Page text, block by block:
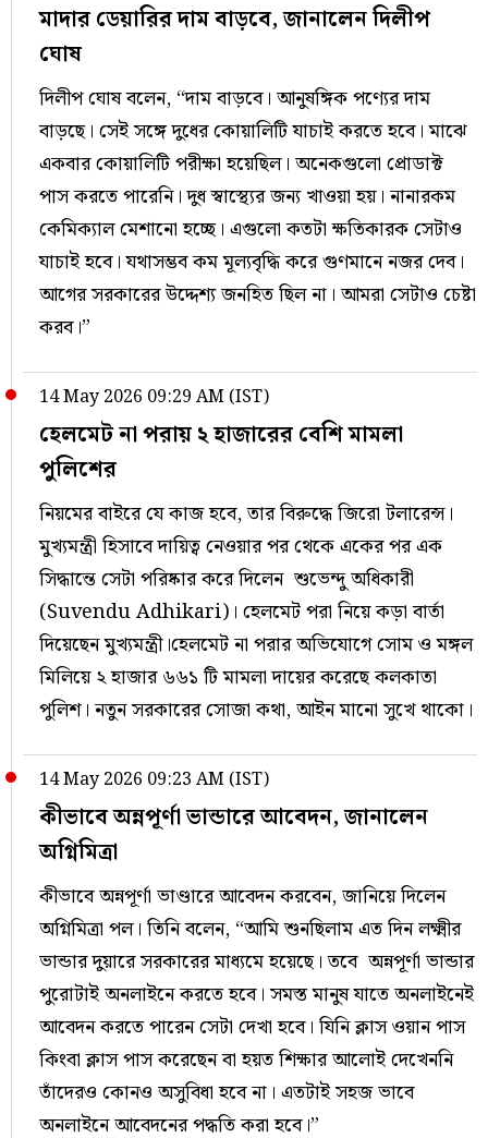
মাদার ডেয়ারির দাম বাড়বে, জানালেন দিলীপ
ঘোষ
দিলীপ ঘোষ বলেন, “দাম বাড়বে। আনুষঙ্গিক পণ্যের দাম
বাড়ছে। সেই সঙ্গে দুধের কোয়ালিটি যাচাই করতে হবে। মাঝে
একবার কোয়ালিটি পরীক্ষা হয়েছিল। অনেকগুলো প্রোডাক্ট
পাস করতে পারেনি। দুধ স্বাস্থ্যের জন্য খাওয়া হয়। নানারকম
কেমিক্যাল মেশানো হচ্ছে। এগুলো কতটা ক্ষতিকারক সেটাও
যাচাই হবে। যথাসম্ভব কম মূল্যবৃদ্ধি করে গুণমানে নজর দেব।
আগের সরকারের উদ্দেশ্য জনহিত ছিল না। আমরা সেটাও চেষ্টা
করব।”
14 May 2026 09:29 AM (IST)
হেলমেট না পরায় ২ হাজারের বেশি মামলা
পুলিশের
নিয়মের বাইরে যে কাজ হবে, তার বিরুদ্ধে জিরো টলারেন্স।
মুখ্যমন্ত্রী হিসাবে দায়িত্ব নেওয়ার পর থেকে একের পর এক
সিদ্ধান্তে সেটা পরিষ্কার করে দিলেন শুভেন্দু অধিকারী
(Suvendu Adhikari)। হেলমেট পরা নিয়ে কড়া বার্তা
দিয়েছেন মুখ্যমন্ত্রী।হেলমেট না পরার অভিযোগে সোম ও মঙ্গল
মিলিয়ে ২ হাজার ৬৬১ টি মামলা দায়ের করেছে কলকাতা
পুলিশ। নতুন সরকারের সোজা কথা, আইন মানো সুখে থাকো।
14 May 2026 09:23 AM (IST)
কীভাবে অন্নপূর্ণা ভান্ডারে আবেদন, জানালেন
অগ্নিমিত্রা
কীভাবে অন্নপূর্ণা ভাণ্ডারে আবেদন করবেন, জানিয়ে দিলেন
অগ্নিমিত্রা পল। তিনি বলেন, “আমি শুনছিলাম এত দিন লক্ষ্মীর
ভান্ডার দুয়ারে সরকারের মাধ্যমে হয়েছে। তবে অন্নপূর্ণা ভান্ডার
পুরোটাই অনলাইনে করতে হবে। সমস্ত মানুষ যাতে অনলাইনেই
আবেদন করতে পারেন সেটা দেখা হবে। যিনি ক্লাস ওয়ান পাস
কিংবা ক্লাস পাস করেছেন বা হয়ত শিক্ষার আলোই দেখেননি
তাঁদেরও কোনও অসুবিধা হবে না। এতটাই সহজ ভাবে
অনলাইনে আবেদনের পদ্ধতি করা হবে।”